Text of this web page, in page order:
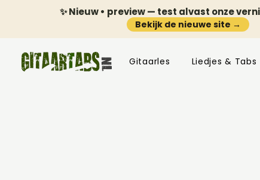
✨ Nieuw • preview — test alvast onze
Bekijk de nieuwe site →
Gitaarles Liedjes & Tabs